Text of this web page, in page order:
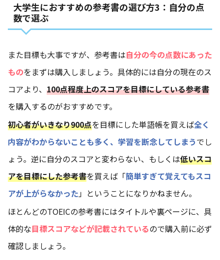
大学生におすすめの参考書の選び方3：自分の点
数で選ぶ
また目標も大事ですが、参考書は自分の今の点数にあった
ものをまずは購入しましょう。具体的には自分の現在のス
コアより、 100点程度上のスコアを目標にしている参考書
を購入するのがおすすめです。
初心者がいきなり900点を目標にした単語帳を買えば全く
内容がわからないことも多く、学習を断念してしまうでし
ょう。逆に自分のスコアと変わらない、もしくは低いスコ
アを目標にした参考書を買えば「簡単すぎて覚えてもスコ
アが上がらなかった 」ということになりかねません。
ほとんどのTOEICの参考書にはタイトルや裏ページに、具
体的な目標スコアなどが記載されているので購入前に必ず
確認しましょう。